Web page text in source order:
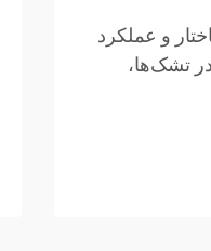
و عملکرد
تشک‌ها،
در